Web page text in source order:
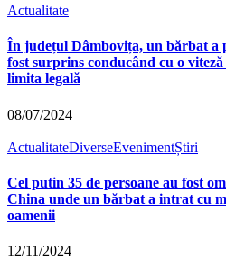
Actualitate
În județul Dâmbovița, un bărbat a
fost surprins conducând cu o
limita legală
08/07/2024
ActualitateDiverseEvenimentȘtiri
Cel putin 35 de persoane au fost
China unde un bărbat a intrat cu
oamenii
12/11/2024